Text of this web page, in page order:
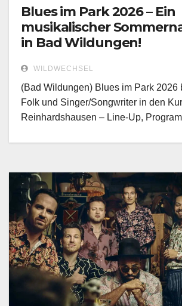
Blues im Park 2026 – Ein
musikalischer
in Bad Wildungen!
WILDWECHSEL
(Bad Wildungen) Blues im Park 2026
Folk und Singer/Songwriter in den
Reinhardshausen – Line-Up,